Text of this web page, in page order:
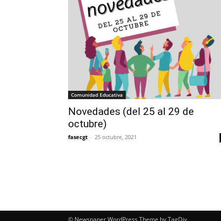
Comunidad Educativa
Novedades (del 25 al 29 de
octubre)
fasecgt - 25 octubre, 2021
© Newspaper WordPress Theme by TagDiv